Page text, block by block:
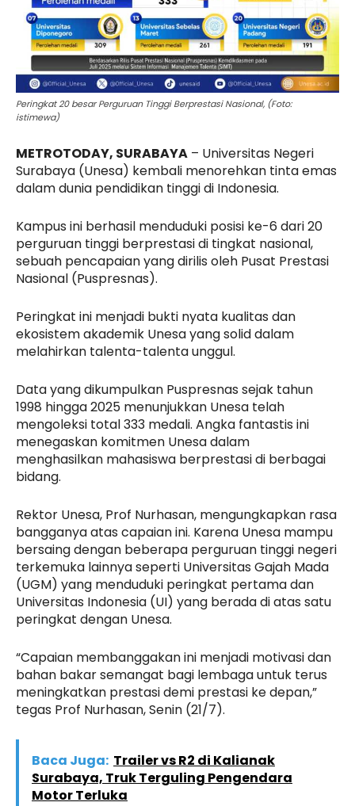
Peringkat 20 besar Perguruan Tinggi Berprestasi Nasional, (Foto:
istimewa)
METROTODAY, SURABAYA – Universitas Negeri
Surabaya (Unesa) kembali menorehkan tinta emas
dalam dunia pendidikan tinggi di Indonesia.
Kampus ini berhasil menduduki posisi ke-6 dari 20
perguruan tinggi berprestasi di tingkat nasional,
sebuah pencapaian yang dirilis oleh Pusat Prestasi
Nasional (Puspresnas).
Peringkat ini menjadi bukti nyata kualitas dan
ekosistem akademik Unesa yang solid dalam
melahirkan talenta-talenta unggul.
Data yang dikumpulkan Puspresnas sejak tahun
1998 hingga 2025 menunjukkan Unesa telah
mengoleksi total 333 medali. Angka fantastis ini
menegaskan komitmen Unesa dalam
menghasilkan mahasiswa berprestasi di berbagai
bidang.
Rektor Unesa, Prof Nurhasan, mengungkapkan rasa
bangganya atas capaian ini. Karena Unesa mampu
bersaing dengan beberapa perguruan tinggi negeri
terkemuka lainnya seperti Universitas Gajah Mada
(UGM) yang menduduki peringkat pertama dan
Universitas Indonesia (UI) yang berada di atas satu
peringkat dengan Unesa.
“Capaian membanggakan ini menjadi motivasi dan
bahan bakar semangat bagi lembaga untuk terus
meningkatkan prestasi demi prestasi ke depan,”
tegas Prof Nurhasan, Senin (21/7).
Baca Juga: Trailer vs R2 di Kalianak
Surabaya, Truk Terguling Pengendara
Motor Terluka